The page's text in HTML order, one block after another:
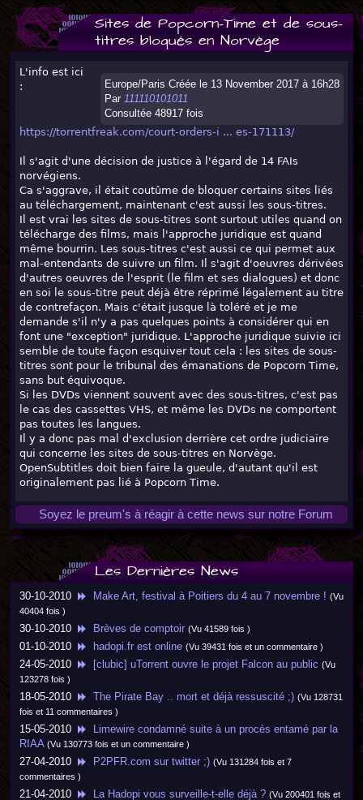
Sites de Popcorn-Time et de sous-
titres bloqués en Norvège
Europe/Paris Créée le 13 November 2017 à 16h28
Par 111110101011
Consultée 48917 fois
L'info est ici
:
https://torrentfreak.com/court-orders-i ... es-171113/
Il s'agit d'une décision de justice à l'égard de 14 FAIs
norvégiens.
Ca s'aggrave, il était coutûme de bloquer certains sites liés
au téléchargement, maintenant c'est aussi les sous-titres.
Il est vrai les sites de sous-titres sont surtout utiles quand on
télécharge des films, mais l'approche juridique est quand
même bourrin. Les sous-titres c'est aussi ce qui permet aux
mal-entendants de suivre un film. Il s'agit d'oeuvres dérivées
d'autres oeuvres de l'esprit (le film et ses dialogues) et donc
en soi le sous-titre peut déjà être réprimé légalement au titre
de contrefaçon. Mais c'était jusque là toléré et je me
demande s'il n'y a pas quelques points à considérer qui en
font une "exception" juridique. L'approche juridique suivie ici
semble de toute façon esquiver tout cela : les sites de sous-
titres sont pour le tribunal des émanations de Popcorn Time,
sans but équivoque.
Si les DVDs viennent souvent avec des sous-titres, c'est pas
le cas des cassettes VHS, et même les DVDs ne comportent
pas toutes les langues.
Il y a donc pas mal d'exclusion derrière cet ordre judiciaire
qui concerne les sites de sous-titres en Norvège.
OpenSubtitles doit bien faire la gueule, d'autant qu'il est
originalement pas lié à Popcorn Time.
Soyez le preum's à réagir à cette news sur notre Forum
Les Dernières News
30-10-2010 Make Art, festival à Poitiers du 4 au 7 novembre ! (Vu
40404 fois )
30-10-2010 Brèves de comptoir (Vu 41589 fois )
01-10-2010 hadopi.fr est online (Vu 39431 fois et un commentaire )
24-05-2010 [clubic] uTorrent ouvre le projet Falcon au public (Vu
123278 fois )
18-05-2010 The Pirate Bay .. mort et déjà ressuscité ;) (Vu 128731
fois et 11 commentaires )
15-05-2010
Limewire condamné suite à un procès entamé par la
RIAA (Vu 130773 fois et un commentaire )
27-04-2010 P2PFR.com sur twitter ;) (Vu 131284 fois et 7
commentaires )
21-04-2010 La Hadopi vous surveille-t-elle déjà ? (Vu 200401 fois et